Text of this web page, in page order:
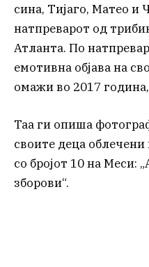
сина, Тијаго, Матео и
натпреварот од
Атланта. По
емотивна објава на
омажи во 2017
Таа ги опиша
своите деца
со бројот 10 на Меси:
зборови“.